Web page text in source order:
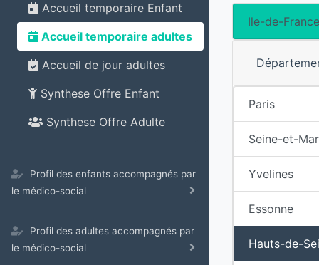
Accueil temporaire Enfant
Accueil temporaire adultes
Accueil de jour adultes
Synthese Offre Enfant
Synthese Offre Adulte
Profil des enfants accompagnés par
le médico-social
Profil des adultes accompagnés par
le médico-social
Ile-de-France
Paris
Seine-et-
Yvelines
Essonne
Hauts-de-